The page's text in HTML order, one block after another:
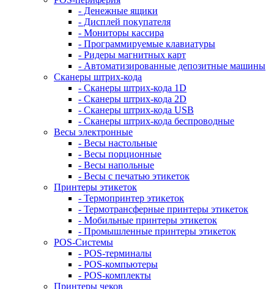
- Денежные ящики
- Дисплей покупателя
- Мониторы кассира
- Программируемые клавиатуры
- Ридеры магнитных карт
- Автоматизированные депозитные машины
Сканеры штрих-кода
- Сканеры штрих-кода 1D
- Сканеры штрих-кода 2D
- Сканеры штрих-кода USB
- Сканеры штрих-кода беспроводные
Весы электронные
- Весы настольные
- Весы порционные
- Весы напольные
- Весы с печатью этикеток
Принтеры этикеток
- Термопринтер этикеток
- Термотрансферные принтеры этикеток
- Мобильные принтеры этикеток
- Промышленные принтеры этикеток
POS-Системы
- POS-терминалы
- POS-компьютеры
- POS-комплекты
Принтеры чеков